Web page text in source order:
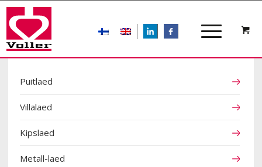
LIn
TOOTEKATEGOORIAD
Puitlaed
Villalaed
Kipslaed
Metall-laed